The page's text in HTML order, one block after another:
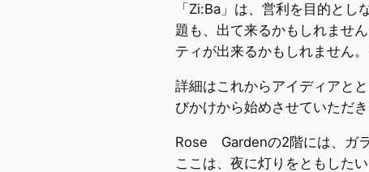
「Zi:Ba」は、営利を目的と
題も、出て来るかもしれませ
ティが出来るかもしれません
詳細はこれからアイディアと
びかけから始めさせていただき
Rose Gardenの2階には、ガ
ここは、夜に灯りをともした